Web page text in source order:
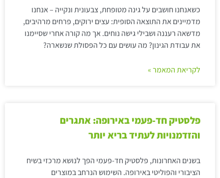
כשאנחנו חושבים על גינה מטופחת, צבעונית ונקייה – אנחנו
מדמיינים את התוצאה הסופית: עצים ירוקים, פרחים מרהיבים,
מדשאה רעננה ושבילי גישה נוחים. אך מה קורה אחרי שסיימנו
את עבודת הגינון? מה עושים עם כל הפסולת שנשארה?
לקריאת המאמר »
פלסטיק חד-פעמי באירופה: אתגרים
והזדמנויות לעתיד בריא יותר
בשנים האחרונות, פלסטיק חד-פעמי הפך לנושא מרכזי בשיח
הציבורי והפוליטי באירופה. השימוש הנרחב במוצרים